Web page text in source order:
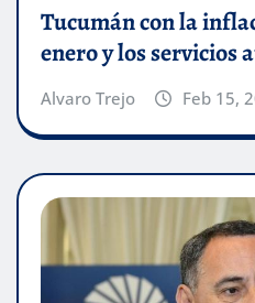
Tucumán con la
enero y los servicios
Alvaro Trejo Feb 15,